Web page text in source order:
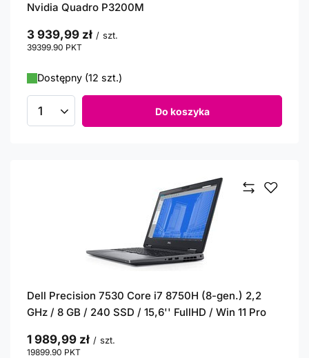
Nvidia Quadro P3200M
3 939,99 zł / szt.
39399.90 PKT
Dostępny (12 szt.)
Ilość produktów Do koszyka
Dell Precision 7530 Core i7 8750H (8-gen.) 2,2
GHz / 8 GB / 240 SSD / 15,6'' FullHD / Win 11 Pro
1 989,99 zł / szt.
19899.90 PKT